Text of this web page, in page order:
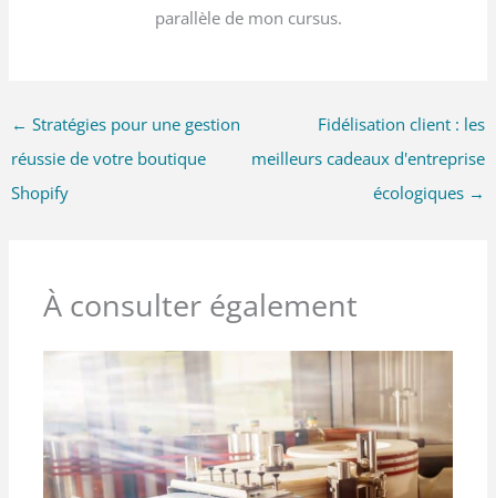
parallèle de mon cursus.
← Stratégies pour une gestion
réussie de votre boutique
Shopify
Fidélisation client : les
meilleurs cadeaux d'entreprise
écologiques →
À consulter également